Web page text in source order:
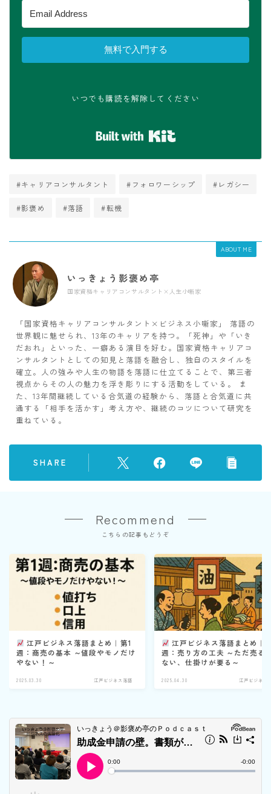
無料で入門する
いつでも購読を解除してください
#キャリアコンサルタント #フォロワーシップ #レガシー
#影褒め #落語 #転機
ABOUT ME
いっきょう影褒め亭
国家資格キャリアコンサルタント×人生小噺家
「国家資格キャリアコンサルタント×ビジネス小噺家」 落語の
世界観に魅せられ、13年のキャリアを持つ。「死神」や「いき
だおれ」といった、一癖ある演目を好む。国家資格キャリアコ
ンサルタントとしての知見と落語を融合し、独自のスタイルを
確立。人の強みや人生の物語を落語に仕立てることで、第三者
視点からその人の魅力を浮き彫りにする活動をしている。 ま
た、13年間継続している合気道の経験から、落語と合気道に共
通する「相手を活かす」考え方や、継続のコツについて研究を
重ねている。
SHARE
Recommend
こちらの記事もどうぞ
江戸ビジネス落語まとめ｜第1
週：商売の基本 ～値段やモノだけ
やない！～
2025.03.30 江戸ビジネス落語
江戸ビジネス落語まとめ｜
週：売り方の工夫 ～ただ売る
ない、仕掛けが要る～
2025.04.30 江戸ビジネス